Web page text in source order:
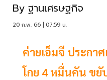
By ฐานเศรษฐกิจ
20 ก.พ. 66 | 07:59 น.
ค่ายเอ็มจี ประกา
โกย 4 หมื่นคัน ข